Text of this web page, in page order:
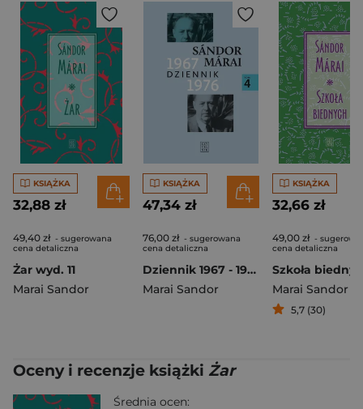
KSIĄŻKA
32,88 zł
49,40 zł - sugerowana
cena detaliczna
Żar wyd. 11
Marai Sandor
KSIĄŻKA
47,34 zł
76,00 zł - sugerowana
cena detaliczna
Dziennik 1967 - 1976 wyd. 2
Marai Sandor
KSIĄŻKA
32,66 zł
49,00 zł -
cena detaliczna
Szkoła
Marai Sandor
5,7 (30)
Oceny i recenzje książki Żar
Średnia ocen: